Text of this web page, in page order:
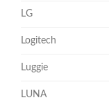
LG
Logitech
Luggie
LUNA